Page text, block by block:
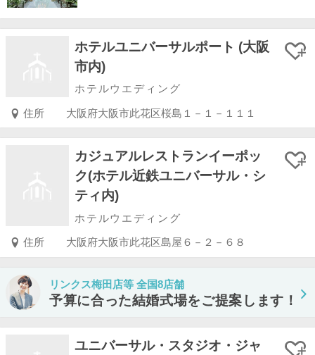
ホテルユニバーサルポート (大阪
市内)
ホテルウエディング
住所 大阪府大阪市此花区桜島１－１－１１１
カジュアルレストランイーポッ
ク(ホテル近鉄ユニバーサル・シ
ティ内)
ホテルウエディング
住所 大阪府大阪市此花区島屋６－２－６８
リンクス梅田店等 全国8店舗
予算に合った結婚式場をご提案します！
ユニバーサル・スタジオ・ジャ